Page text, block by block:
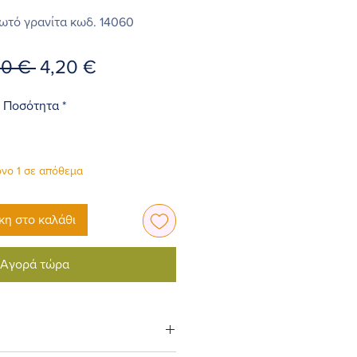
γρανίτα κωδ. 14060
€ Κανονική
4,20 €
Ποσότητα *
1 σε απόθεμα
στο καλάθι
Αγορά τώρα